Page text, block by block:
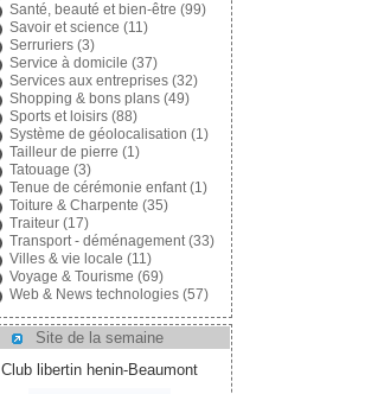
Santé, beauté et bien-être (99)
Savoir et science (11)
Serruriers(3)
Service à domicile (37)
Services aux entreprises(32)
Shopping & bons plans(49)
Sports et loisirs(88)
Système de géolocalisation (1)
Tailleur de pierre (1)
Tatouage (3)
Tenue de cérémonie enfant(1)
Toiture & Charpente (35)
Traiteur(17)
Transport - déménagement(33)
Villes & vie locale (11)
Voyage & Tourisme (69)
Web & News technologies(57)
Site de la semaine
Club libertin henin-Beaumont